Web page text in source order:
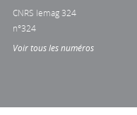
CNRS lemag 324
n°324
Voir tous les numéros